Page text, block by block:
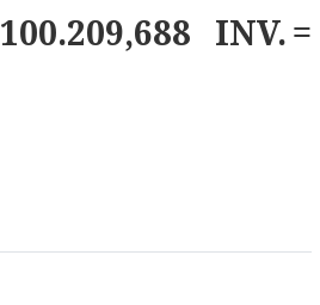
100.209,688 INV.